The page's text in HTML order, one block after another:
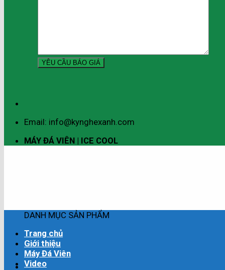
Email: info@kynghexanh.com
MÁY ĐÁ VIÊN | ICE COOL
DANH MỤC SẢN PHẨM
Trang chủ
Giới thiệu
Máy Đá Viên
Video